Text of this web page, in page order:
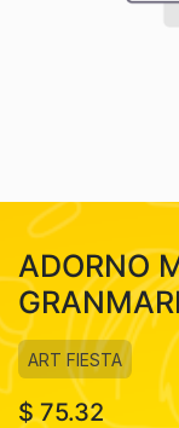
ADORNO
ART FIESTA
$75.32